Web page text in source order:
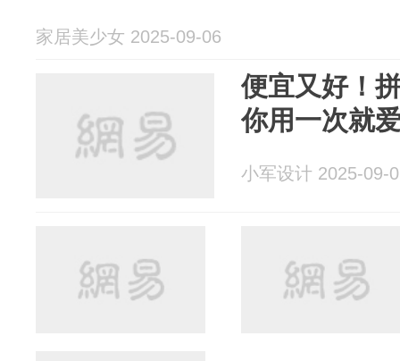
家居美少女 2025-09-06
便宜又好！
你用一次就
小军设计 2025-09-